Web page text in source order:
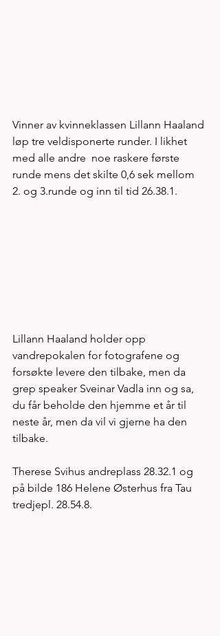
Vinner av kvinneklassen Lillann Haaland
løp tre veldisponerte runder. I likhet
med alle andre  noe raskere første
runde mens det skilte 0,6 sek mellom
2. og 3.runde og inn til tid 26.38.1.
Lillann Haaland holder opp
vandrepokalen for fotografene og
forsøkte levere den tilbake, men da
grep speaker Sveinar Vadla inn og sa,
du får beholde den hjemme et år til
neste år, men da vil vi gjerne ha den
tilbake.
Therese Svihus andreplass 28.32.1 og
på bilde 186 Helene Østerhus fra Tau
tredjepl. 28.54.8.